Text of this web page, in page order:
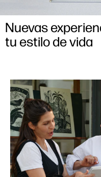
Nuevas
tu estilo de vida